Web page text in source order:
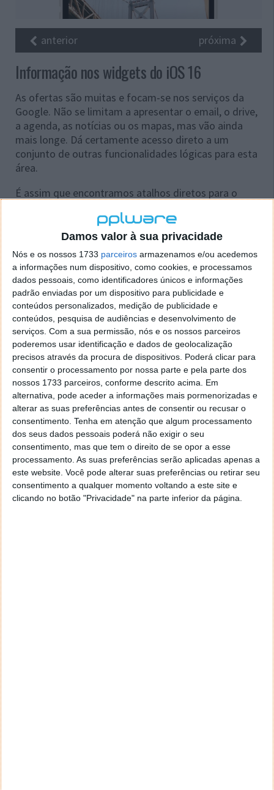
Damos valor à sua privacidade
Nós e os nossos 1733 parceiros armazenamos e/ou acedemos
a informações num dispositivo, como cookies, e processamos
dados pessoais, como identificadores únicos e informações
padrão enviadas por um dispositivo para publicidade e
conteúdos personalizados, medição de publicidade e
conteúdos, pesquisa de audiências e desenvolvimento de
serviços. Com a sua permissão, nós e os nossos parceiros
poderemos usar identificação e dados de geolocalização
precisos através da procura de dispositivos. Poderá clicar para
consentir o processamento por nossa parte e pela parte dos
nossos 1733 parceiros, conforme descrito acima. Em
alternativa, pode aceder a informações mais pormenorizadas e
alterar as suas preferências antes de consentir ou recusar o
consentimento. Tenha em atenção que algum processamento
dos seus dados pessoais poderá não exigir o seu
consentimento, mas que tem o direito de se opor a esse
processamento. As suas preferências serão aplicadas apenas a
este website. Você pode alterar suas preferências ou retirar seu
consentimento a qualquer momento voltando a este site e
clicando no botão "Privacidade" na parte inferior da página.
anterior próxima
Informação nos widgets do iOS 16
As ofertas são muitas e focam-se nos serviços da
Google. Não se limitam a apresentar o email, o drive,
a agenda, as notícias ou os mapas, mas vão ainda
mais longe. Dá certamente acesso direto a um
conjunto de outras funcionalidades lógicas para esta
área.
É assim que encontramos atalhos diretos para o
simples. O serviço base, o YouTube, tem também o
seu widget onde podem ver as subscrições e outras
opções. Contam ainda com uma área dedicada ao
Google Maps e aos pontos principais.
Tudo está já acessível no iPhone
Para aproveitar tudo o que estes widgets da Google
oferecem, basta aceder à personalização do ecrã de
bloqueio. Estes vão surgir de forma natural e estar